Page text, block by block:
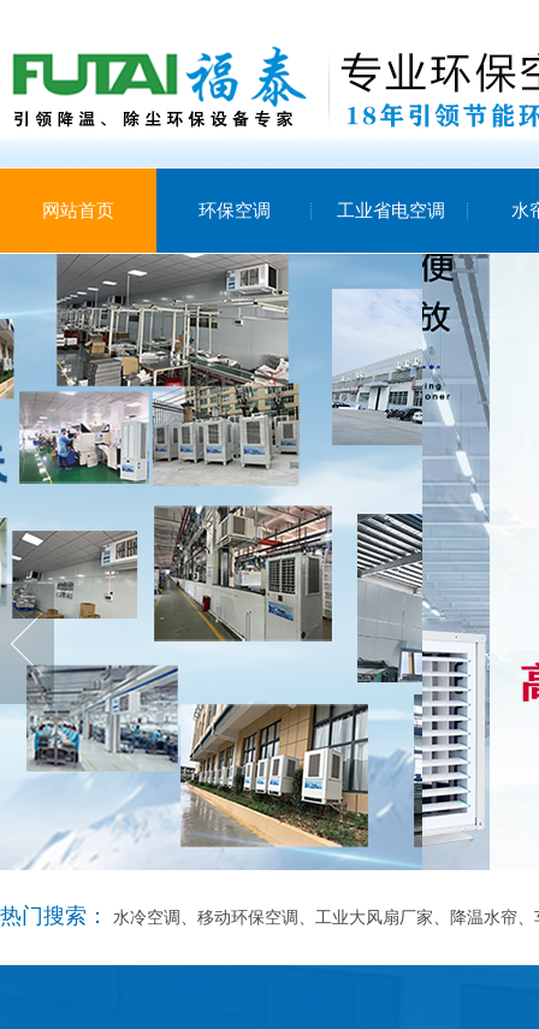
网站首页 环保空调 工业省电空调 水
热门搜索： 水冷空调、移动环保空调、工业大风扇厂家、降温水帘